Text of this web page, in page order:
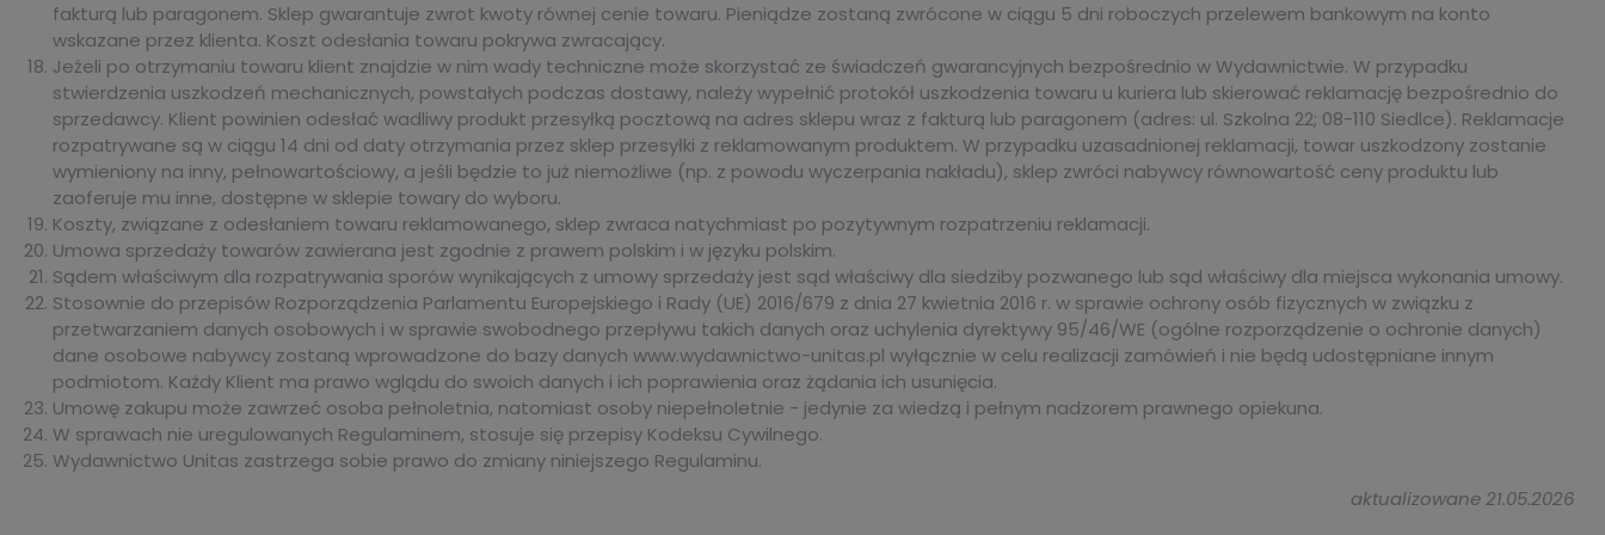
fakturą lub paragonem. Sklep gwarantuje zwrot kwoty równej cenie towaru. Pieniądze zostaną zwrócone w ciągu 5 dni roboczych przelewem bankowym na konto
wskazane przez klienta. Koszt odesłania towaru pokrywa zwracający.
Jeżeli po otrzymaniu towaru klient znajdzie w nim wady techniczne może skorzystać ze świadczeń gwarancyjnych bezpośrednio w Wydawnictwie. W przypadku
stwierdzenia uszkodzeń mechanicznych, powstałych podczas dostawy, należy wypełnić protokół uszkodzenia towaru u kuriera lub skierować reklamację bezpośrednio do
sprzedawcy. Klient powinien odesłać wadliwy produkt przesyłką pocztową na adres sklepu wraz z fakturą lub paragonem (adres: ul. Szkolna 22; 08-110 Siedlce). Reklamacje
rozpatrywane są w ciągu 14 dni od daty otrzymania przez sklep przesyłki z reklamowanym produktem. W przypadku uzasadnionej reklamacji, towar uszkodzony zostanie
wymieniony na inny, pełnowartościowy, a jeśli będzie to już niemożliwe (np. z powodu wyczerpania nakładu), sklep zwróci nabywcy równowartość ceny produktu lub
zaoferuje mu inne, dostępne w sklepie towary do wyboru.
Koszty, związane z odesłaniem towaru reklamowanego, sklep zwraca natychmiast po pozytywnym rozpatrzeniu reklamacji.
Umowa sprzedaży towarów zawierana jest zgodnie z prawem polskim i w języku polskim.
Sądem właściwym dla rozpatrywania sporów wynikających z umowy sprzedaży jest sąd właściwy dla siedziby pozwanego lub sąd właściwy dla miejsca wykonania umowy.
Stosownie do przepisów Rozporządzenia Parlamentu Europejskiego i Rady (UE) 2016/679 z dnia 27 kwietnia 2016 r. w sprawie ochrony osób fizycznych w związku z
przetwarzaniem danych osobowych i w sprawie swobodnego przepływu takich danych oraz uchylenia dyrektywy 95/46/WE (ogólne rozporządzenie o ochronie danych)
dane osobowe nabywcy zostaną wprowadzone do bazy danych www.wydawnictwo-unitas.pl wyłącznie w celu realizacji zamówień i nie będą udostępniane innym
podmiotom. Każdy Klient ma prawo wglądu do swoich danych i ich poprawienia oraz żądania ich usunięcia.
Umowę zakupu może zawrzeć osoba pełnoletnia, natomiast osoby niepełnoletnie - jedynie za wiedzą i pełnym nadzorem prawnego opiekuna.
W sprawach nie uregulowanych Regulaminem, stosuje się przepisy Kodeksu Cywilnego.
Wydawnictwo Unitas zastrzega sobie prawo do zmiany niniejszego Regulaminu.
aktualizowane 21.05.2026